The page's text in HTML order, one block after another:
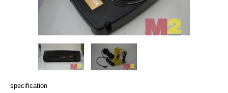
specification